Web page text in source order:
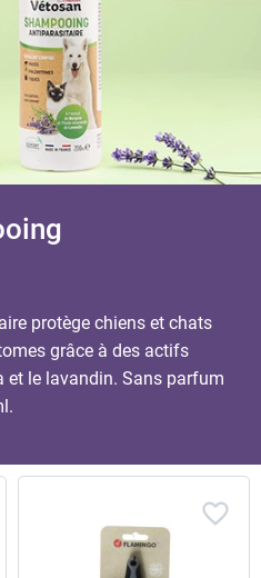
protège chiens et chats
grâce à des actifs
et le lavandin. Sans parfum